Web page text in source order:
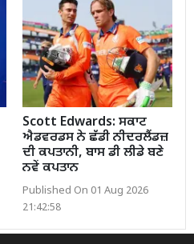
Scott Edwards: ਸਕਾਟ
ਐਡਵਰਡਸ ਨੇ ਛੱਡੀ ਨੀਦਰਲੈਂਡਜ਼
ਦੀ ਕਪਤਾਨੀ, ਬਾਸ ਡੀ ਲੀਡੇ ਬਣੇ
ਨਵੇਂ ਕਪਤਾਨ
Published On 01 Aug 2026
21:42:58